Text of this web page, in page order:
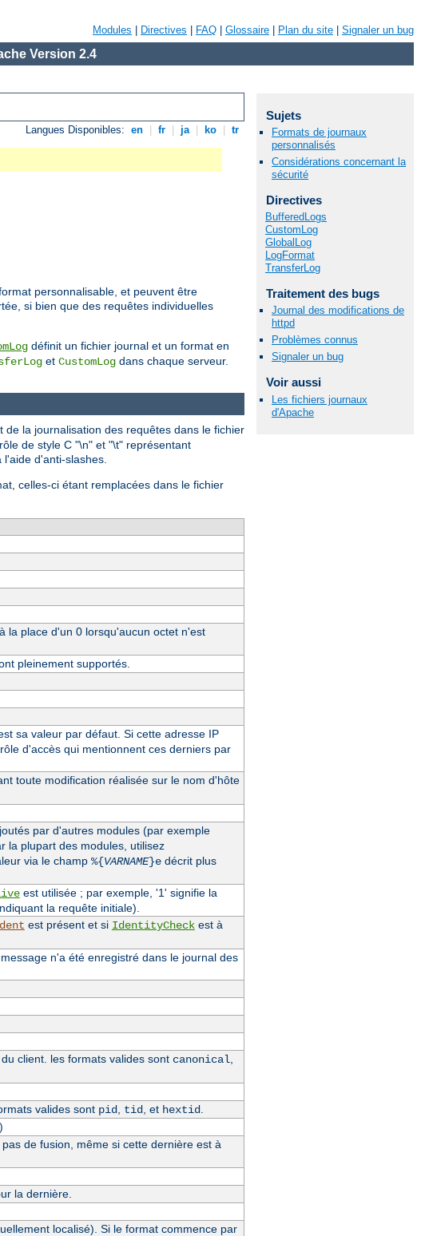
Modules Directives FAQ Glossaire Plan du site Signaler un bug
Version 2.4
Langues Disponibles: en fr ja ko tr
personnalisable, et peuvent être
si bien que des requêtes individuelles
définit un fichier journal et un format en
et CustomLog dans chaque serveur.
la journalisation des requêtes dans le fichier
de style C "\n" et "\t" représentant
d'anti-slashes.
celles-ci étant remplacées dans le fichier
la place d'un 0 lorsqu'aucun octet n'est
pleinement supportés.
sa valeur par défaut. Si cette adresse IP
d'accès qui mentionnent ces derniers par
toute modification réalisée sur le nom d'hôte
par d'autres modules (par exemple
la plupart des modules, utilisez
via le champ %{VARNAME}edécrit plus
est utilisée ; par exemple, '1' signifie la
la requête initiale).
est présent et si IdentityCheckest à
n'a été enregistré dans le journal des
client. les formats valides sont canonical
valides sont pid, tid, et hextid.
de fusion, même si cette dernière est à
la dernière.
localisé). Si le format commence par
Sujets
Formats de journaux
personnalisés
Considérations concernant la
sécurité
Directives
BufferedLogs
CustomLog
GlobalLog
LogFormat
TransferLog
Traitement des bugs
Journal des modifications de
httpd
Problèmes connus
Signaler un bug
Voir aussi
Les fichiers journaux
d'Apache